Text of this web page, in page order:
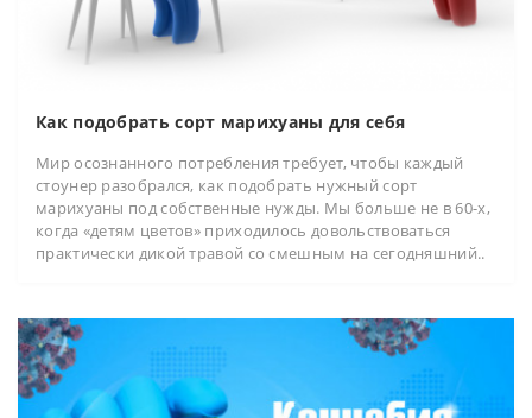
Как подобрать сорт марихуаны для себя
Мир осознанного потребления требует, чтобы каждый
стоунер разобрался, как подобрать нужный сорт
марихуаны под собственные нужды. Мы больше не в 60-х,
когда «детям цветов» приходилось довольствоваться
практически дикой травой со смешным на сегодняшний..